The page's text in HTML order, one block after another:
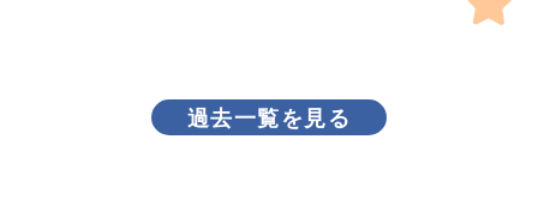
過去一覧を見る